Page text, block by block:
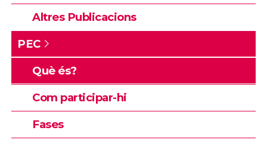
Altres Publicacions
PEC
Què és?
Com participar-hi
Fases